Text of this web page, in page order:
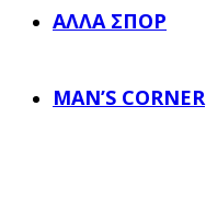
ΆΛΛΑ ΣΠΟΡ
MAN’S CORNER